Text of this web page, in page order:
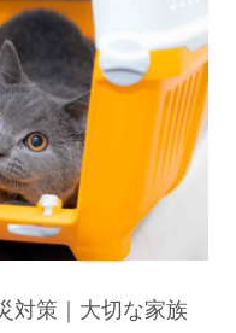
対策｜大切な家族